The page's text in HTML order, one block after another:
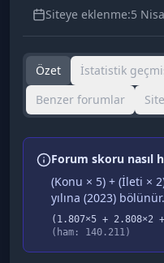
Siteye eklenme:5
Özet İstatistik
Benzer forumlar
Forum skoru nasıl
(Konu × 5) + (İleti ×
yılına (2023) bölünür.
( 1.807×5 + 2.808×2 +
(ham: 140.211)